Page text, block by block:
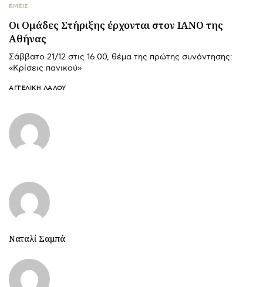
ΕΜΕΙΣ
Οι Ομάδες Στήριξης έρχονται στον ΙΑΝΟ της
Αθήνας
Σάββατο 21/12 στις 16.00, θέμα της πρώτης συνάντησης:
«Κρίσεις πανικού»
ΑΓΓΕΛΙΚΉ ΛΆΛΟΥ
Ναταλί Σαμπά